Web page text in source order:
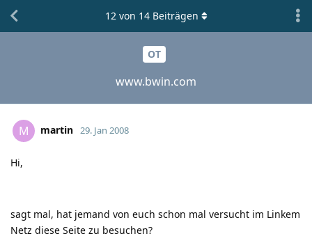
OT
www.bwin.com
12von 14Beiträgen
M martin 29. Jan 2008
Hi,
sagt mal, hat jemand von euch schon mal versucht im Linkem
Netz diese Seite zu besuchen?